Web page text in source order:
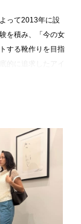
って2013年に設
を積み、「今の女
する靴作りを目指
性と美しさを兼ね
場合に限り出荷さ